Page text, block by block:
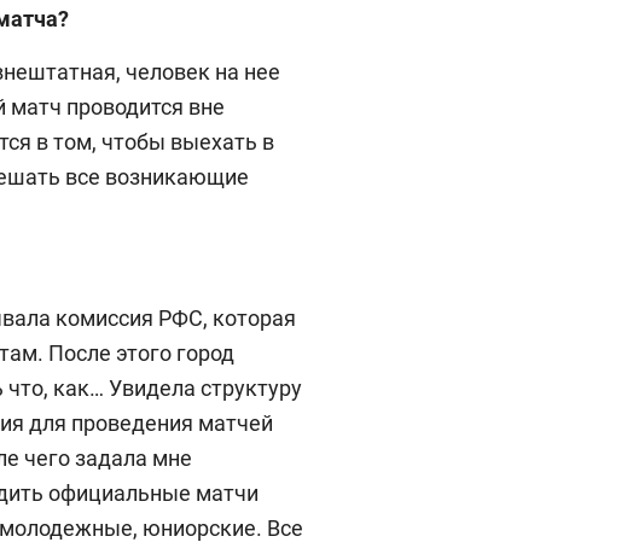
человек на нее
матч проводится вне
в том, чтобы выехать в
все возникающие
комиссия РФС, которая
После этого город
как… Увидела структуру
для проведения матчей
чего задала мне
официальные матчи
юниорские. Все